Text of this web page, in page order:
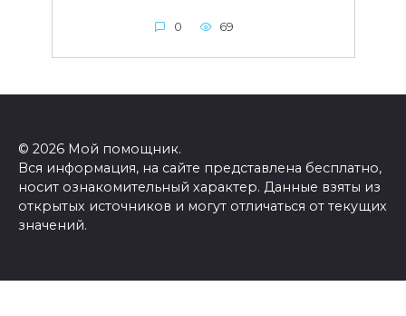
0 69
© 2026 Мой помощник.
Вся информация, на сайте представлена бесплатно,
носит ознакомительный характер. Данные взяты из
открытых источников и могут отличаться от текущих
значений.